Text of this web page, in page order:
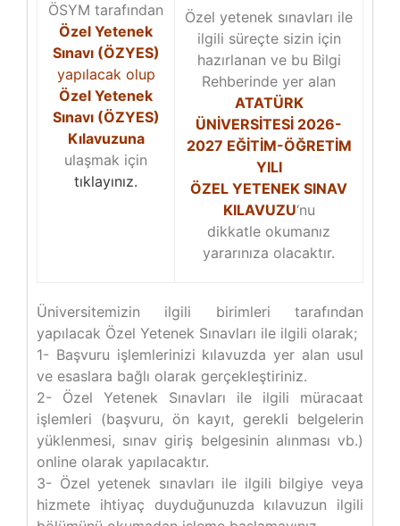
ÖSYM tarafından
Özel Yetenek
Sınavı (ÖZYES)
yapılacak olup
Özel Yetenek
Sınavı (ÖZYES)
Kılavuzuna
ulaşmak için
tıklayınız.
Özel yetenek sınavları ile
ilgili süreçte sizin için
hazırlanan ve bu Bilgi
Rehberinde yer alan
ATATÜRK
ÜNİVERSİTESİ 2026-
2027 EĞİTİM-ÖĞRETİM
YILI
ÖZEL YETENEK SINAV
KILAVUZU‘nu
dikkatle okumanız
yararınıza olacaktır.
Üniversitemizin ilgili birimleri tarafından
yapılacak Özel Yetenek Sınavları ile ilgili olarak;
1- Başvuru işlemlerinizi kılavuzda yer alan usul
ve esaslara bağlı olarak gerçekleştiriniz.
2- Özel Yetenek Sınavları ile ilgili müracaat
işlemleri (başvuru, ön kayıt, gerekli belgelerin
yüklenmesi, sınav giriş belgesinin alınması vb.)
online olarak yapılacaktır.
3- Özel yetenek sınavları ile ilgili bilgiye veya
hizmete ihtiyaç duyduğunuzda kılavuzun ilgili